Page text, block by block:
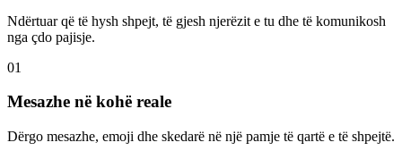
Ndërtuar që të hysh shpejt, të gjesh njerëzit e tu dhe të komunikosh
nga çdo pajisje.
01
Mesazhe në kohë reale
Dërgo mesazhe, emoji dhe skedarë në një pamje të qartë e të shpejtë.